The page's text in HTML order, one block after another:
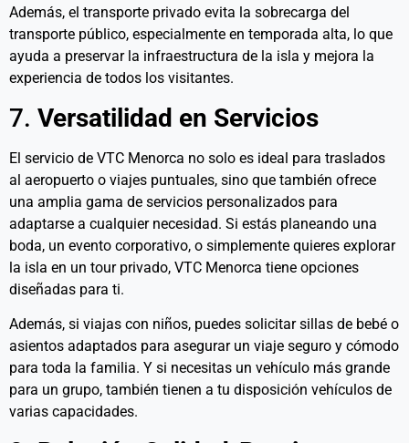
Además, el transporte privado evita la sobrecarga del
transporte público, especialmente en temporada alta, lo que
ayuda a preservar la infraestructura de la isla y mejora la
experiencia de todos los visitantes.
7. Versatilidad en Servicios
El servicio de VTC Menorca no solo es ideal para traslados
al aeropuerto o viajes puntuales, sino que también ofrece
una amplia gama de servicios personalizados para
adaptarse a cualquier necesidad. Si estás planeando una
boda, un evento corporativo, o simplemente quieres explorar
la isla en un tour privado, VTC Menorca tiene opciones
diseñadas para ti.
Además, si viajas con niños, puedes solicitar sillas de bebé o
asientos adaptados para asegurar un viaje seguro y cómodo
para toda la familia. Y si necesitas un vehículo más grande
para un grupo, también tienen a tu disposición vehículos de
varias capacidades.